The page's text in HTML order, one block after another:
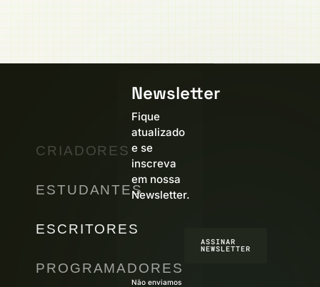
CRIADORES
ESTUDANTES
ESCRITORES
PROGRAMADORES
Newsletter
Fique
atualizado
e se
inscreva
em nossa
Newsletter.
ASSINAR
NEWSLETTER
Não enviamos